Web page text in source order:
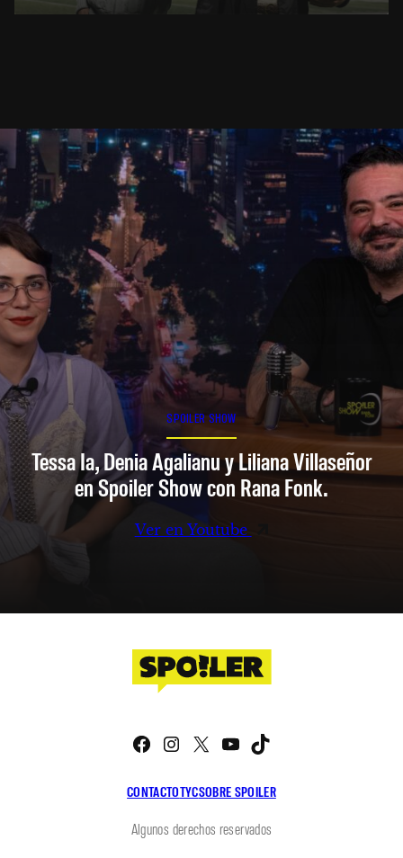
SPOILER SHOW
Tessa Ia, Denia Agalianu y Liliana Villaseñor
en Spoiler Show con Rana Fonk.
Ver en Youtube
CONTACTOTYCSOBRE SPOILER
Facebook
Instagram
X YouTube
Algunos derechos reservados